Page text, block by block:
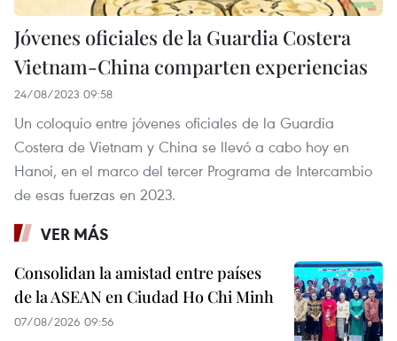
Jóvenes oficiales de la Guardia Costera
Vietnam-China comparten experiencias
24/08/2023 09:58
Un coloquio entre jóvenes oficiales de la Guardia
Costera de Vietnam y China se llevó a cabo hoy en
Hanoi, en el marco del tercer Programa de Intercambio
de esas fuerzas en 2023.
VER MÁS
Consolidan la amistad entre países
de la ASEAN en Ciudad Ho Chi Minh
07/08/2026 09:56